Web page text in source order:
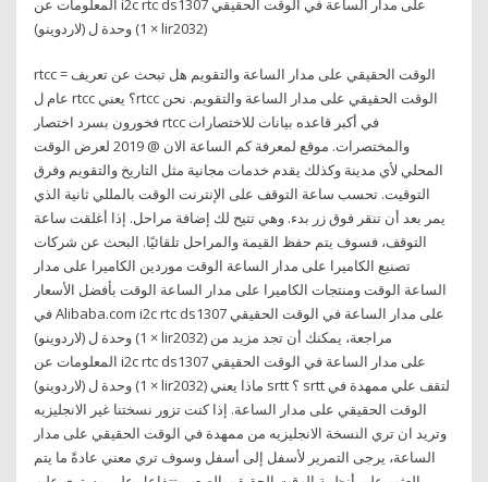
المعلومات عن i2c rtc ds1307 على مدار الساعة في الوقت الحقيقي
وحدة ل (لاردوينو) (1 × lir2032)
rtcc = الوقت الحقيقي على مدار الساعة والتقويم هل تبحث عن تعريف
عام ل rtcc ؟ يعنيrtcc الوقت الحقيقي على مدار الساعة والتقويم. نحن
فخورون بسرد اختصار rtcc في أكبر قاعده بيانات للاختصارات
والمختصرات. موقع لمعرفة كم الساعة الان @ 2019 لعرض الوقت
المحلي لأي مدينة وكذلك يقدم خدمات مجانية مثل التاريخ والتقويم وفرق
التوقيت. تحسب ساعة التوقف على الإنترنت الوقت بالمللي ثانية الذي
يمر بعد أن تنقر فوق زر بدء. وهي تتيح لك إضافة مراحل. إذا أغلقت ساعة
التوقف، فسوف يتم حفظ القيمة والمراحل تلقائيًا. البحث عن شركات
تصنيع الكاميرا على مدار الساعة الوقت موردين الكاميرا على مدار
الساعة الوقت ومنتجات الكاميرا على مدار الساعة الوقت بأفضل الأسعار
في Alibaba.com i2c rtc ds1307 على مدار الساعة في الوقت الحقيقي
وحدة ل (لاردوينو) (1 × lir2032) مراجعة، يمكنك أن تجد مزيد من
المعلومات عن i2c rtc ds1307 على مدار الساعة في الوقت الحقيقي
وحدة ل (لاردوينو) (1 × lir2032) ماذا يعني srtt ؟ srtt لتقف علي ممهدة في
الوقت الحقيقي على مدار الساعة. إذا كنت تزور نسختنا غير الانجليزيه
وتريد ان تري النسخة الانجليزيه من ممهدة في الوقت الحقيقي على مدار
الساعة، يرجى التمرير لأسفل إلى أسفل وسوف تري معني عادةً ما يتم